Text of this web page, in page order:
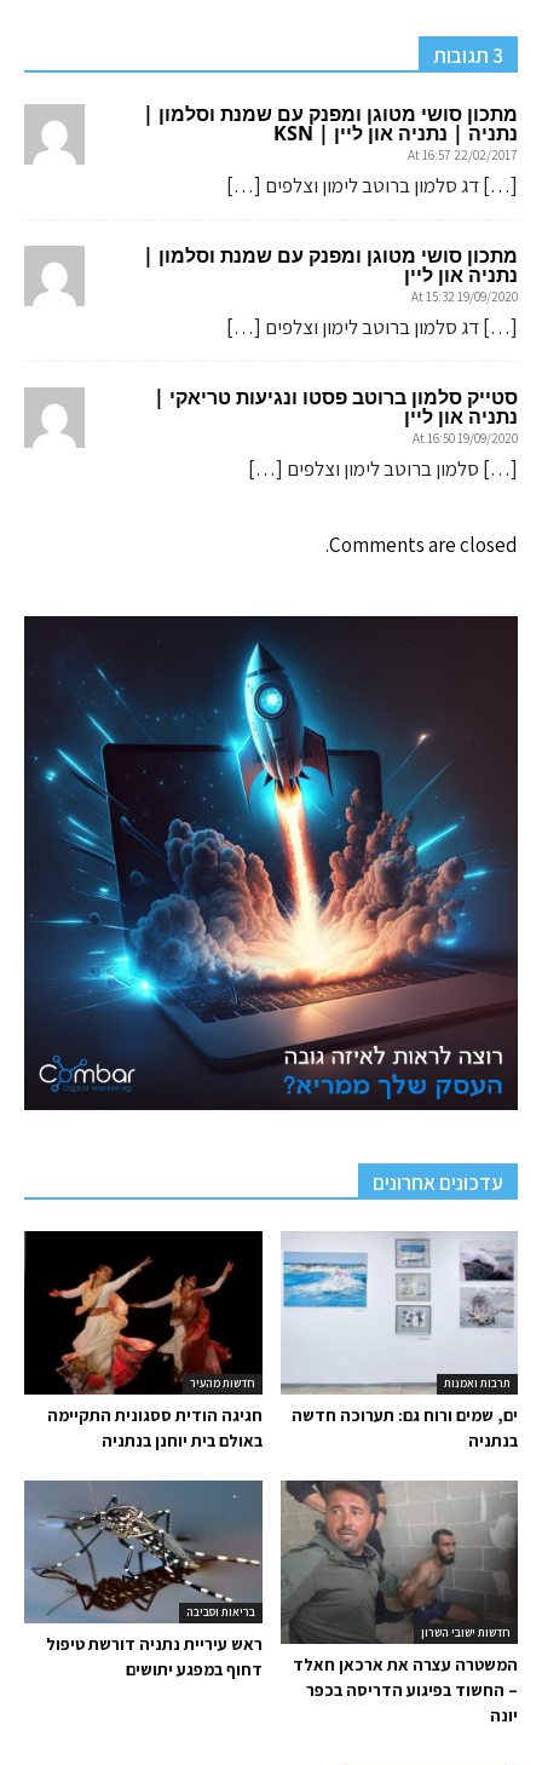
3 תגובות
מתכון סושי מטוגן ומפנק עם שמנת וסלמון |
נתניה | נתניה און ליין | KSN
22/02/2017 At 16:57
[…] דג סלמון ברוטב לימון וצלפים […]
מתכון סושי מטוגן ומפנק עם שמנת וסלמון |
נתניה און ליין
19/09/2020 At 15:32
[…] דג סלמון ברוטב לימון וצלפים […]
סטייק סלמון ברוטב פסטו ונגיעות טריאקי |
נתניה און ליין
19/09/2020 At 16:50
[…] סלמון ברוטב לימון וצלפים […]
Comments are closed.
עדכונים אחרונים
חדשות מהעיר
חגיגה הודית ססגונית התקיימה
באולם בית יוחנן בנתניה
תרבות ואמנות
ים, שמים ורוח גם: תערוכה חדשה
בנתניה
בריאות וסביבה
ראש עיריית נתניה דורשת טיפול
דחוף במפגע יתושים
חדשות ישובי השרון
המשטרה עצרה את ארכאן חאלד
– החשוד בפיגוע הדריסה בכפר
יונה